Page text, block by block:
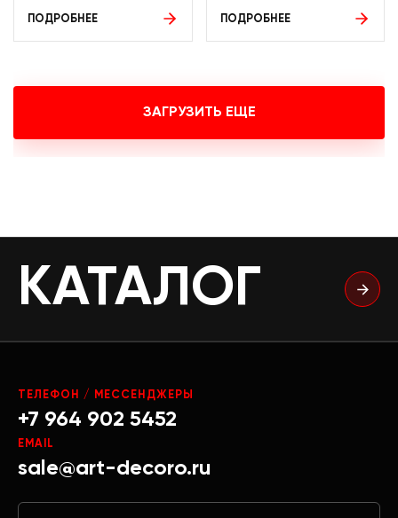
ПОДРОБНЕЕ ПОДРОБНЕЕ
ЗАГРУЗИТЬ ЕЩЕ
КАТАЛОГ
ТЕЛЕФОН / МЕССЕНДЖЕРЫ
+7 964 902 5452
EMAIL
sale@art-decoro.ru